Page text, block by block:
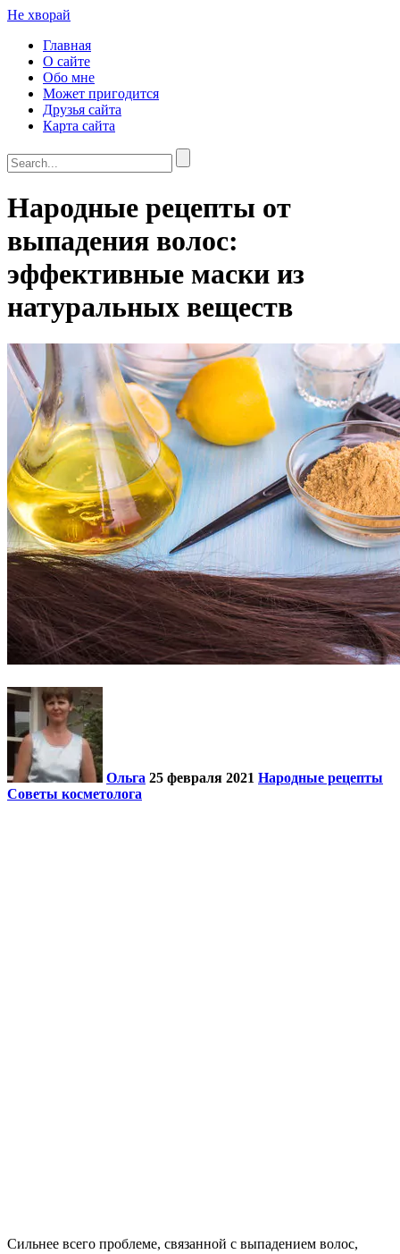
Не хворай
Главная
О сайте
Обо мне
Может пригодится
Друзья сайта
Карта сайта
Народные рецепты от
выпадения волос:
эффективные маски из
натуральных веществ
Ольга 25 февраля 2021 Народные рецепты
Советы косметолога
Сильнее всего проблеме, связанной с выпадением волос,